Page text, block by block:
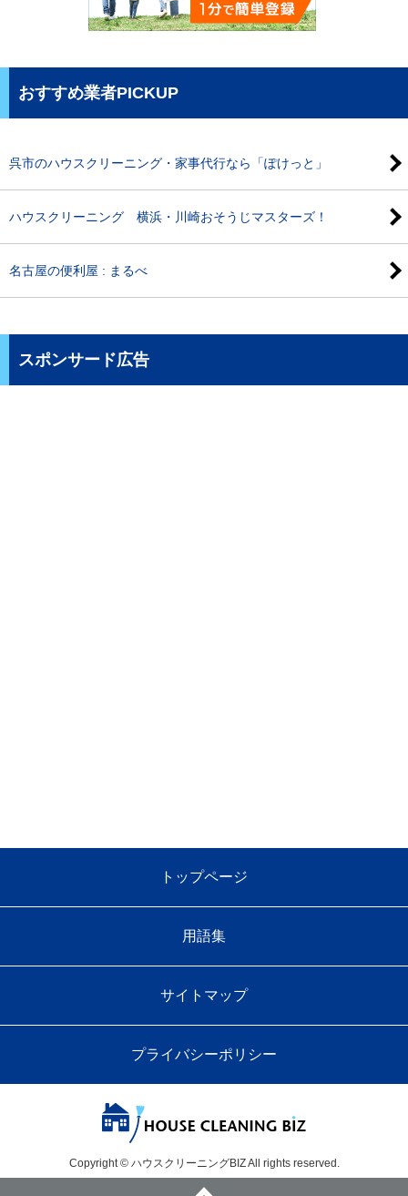
おすすめ業者PICKUP
呉市のハウスクリーニング・家事代行なら「ぽけっと」
ハウスクリーニング 横浜・川崎おそうじマスターズ！
名古屋の便利屋 : まるべ
スポンサード広告
トップページ
用語集
サイトマップ
プライバシーポリシー
Copyright © ハウスクリーニングBIZ All rights reserved.